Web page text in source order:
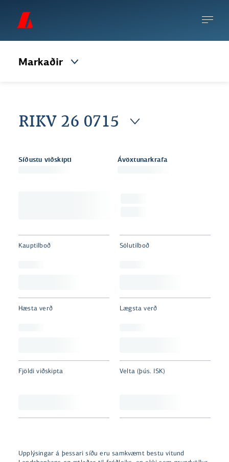
Markaðir
RIKV 26 0715
Síðustu viðskipti Ávöxtunarkrafa
Kauptilboð Sölutilboð
Hæsta verð Lægsta verð
Fjöldi viðskipta Velta (þús. ISK)
Upplýsingar á þessari síðu eru samkvæmt bestu vitund